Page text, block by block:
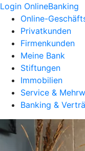
Login OnlineBanking
Online-
Privatkunden
Firmenkunden
Meine Bank
Stiftungen
Immobilien
Service &
Banking &